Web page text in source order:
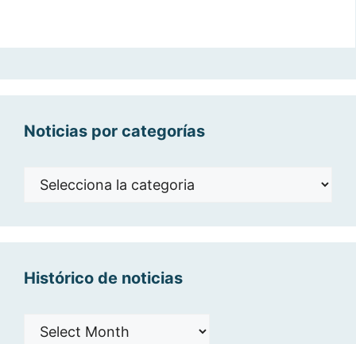
Noticias por categorías
Noticias
Histórico de noticias
Histórico